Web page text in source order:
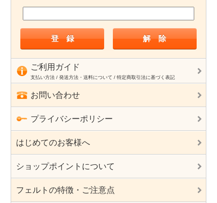
ご利用ガイド
支払い方法 / 発送方法・送料について / 特定商取引法に基づく表記
お問い合わせ
プライバシーポリシー
はじめてのお客様へ
ショップポイントについて
フェルトの特徴・ご注意点